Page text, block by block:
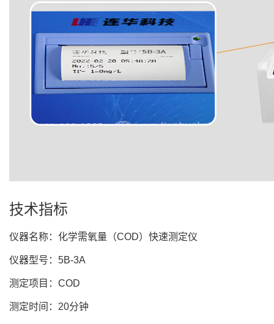
技术指标
仪器名称：化学需氧量（COD）快速测定仪
仪器型号：5B-3A
测定项目：COD
测定时间：20分钟